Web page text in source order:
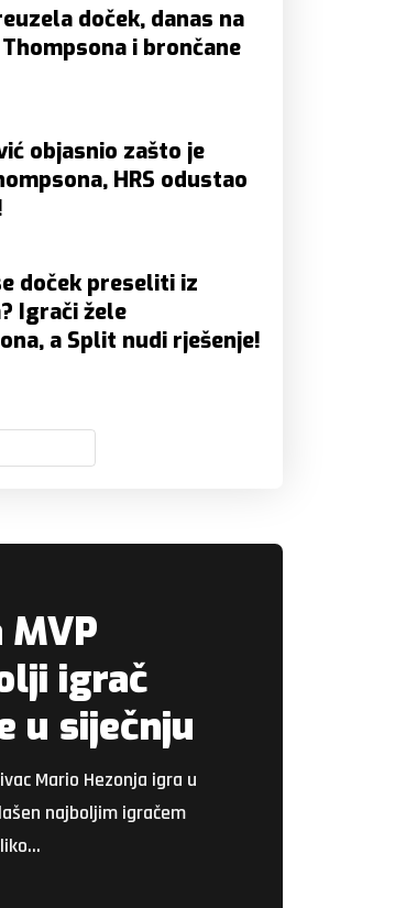
doček, danas na
i brončane
objasnio zašto je
HRS odustao
doček preseliti iz
Igrači žele
a Split nudi rješenje!
igrač
u siječnju
Mario Hezonja igra u
najboljim igračem